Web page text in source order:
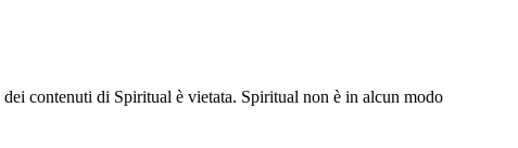
contenuti di Spiritual è vietata. Spiritual non è in alcun modo